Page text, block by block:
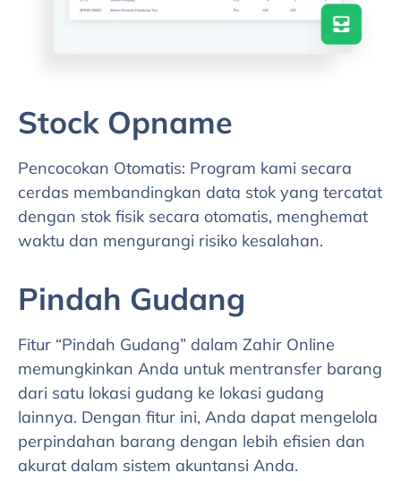
Stock Opname
Pencocokan Otomatis: Program kami secara
cerdas membandingkan data stok yang tercatat
dengan stok fisik secara otomatis, menghemat
waktu dan mengurangi risiko kesalahan.
Pindah Gudang
Fitur “Pindah Gudang” dalam Zahir Online
memungkinkan Anda untuk mentransfer barang
dari satu lokasi gudang ke lokasi gudang
lainnya. Dengan fitur ini, Anda dapat mengelola
perpindahan barang dengan lebih efisien dan
akurat dalam sistem akuntansi Anda.